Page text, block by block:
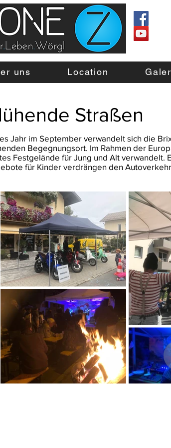
uns Location
Straßen
Jahr im September verwandelt sich die
Begegnungsort. Im Rahmen der
Festgelände für Jung und Alt
für Kinder verdrängen den